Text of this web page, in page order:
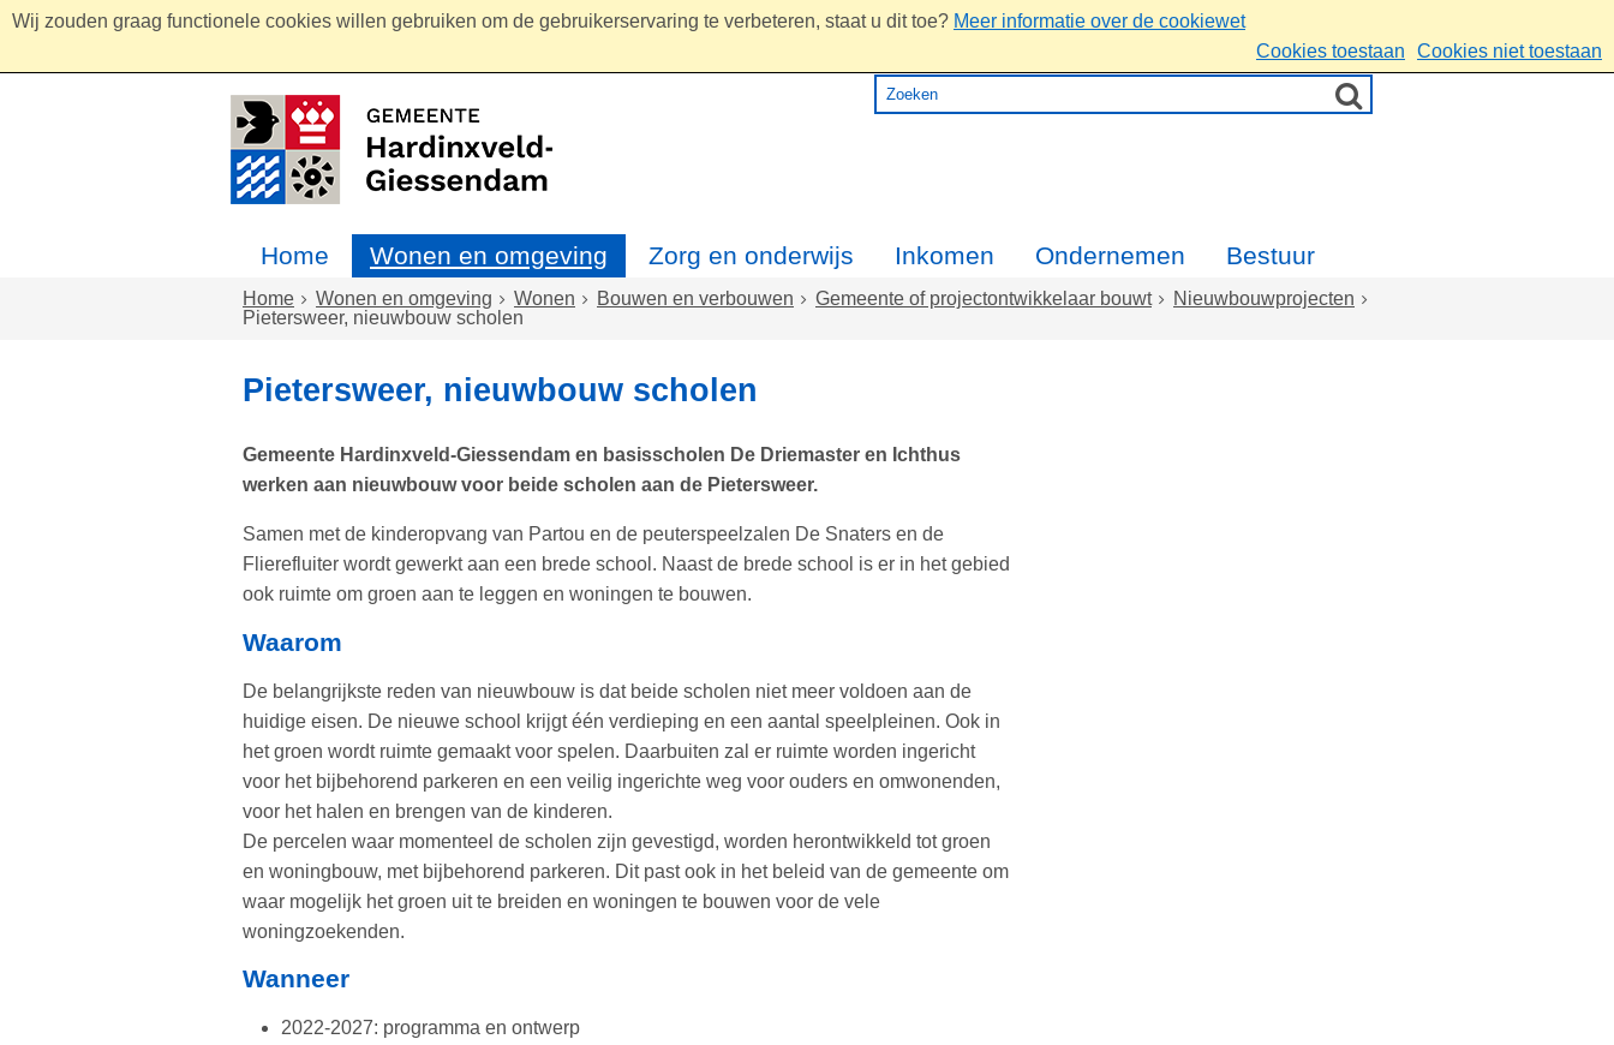
Wij zouden graag functionele cookies willen gebruiken om de gebruikerservaring te verbeteren, staat u dit toe? Meer informatie over de cookiewet
Cookies toestaan
Cookies niet toestaan
Home Wonen en omgeving Zorg en onderwijs Inkomen Ondernemen Bestuur
Home Wonen en omgeving Wonen Bouwen en verbouwen Gemeente of projectontwikkelaar bouwt
Nieuwbouwprojecten
Pietersweer, nieuwbouw scholen
Pietersweer, nieuwbouw scholen
Gemeente Hardinxveld-Giessendam en basisscholen De Driemaster en Ichthus
werken aan nieuwbouw voor beide scholen aan de Pietersweer.
Samen met de kinderopvang van Partou en de peuterspeelzalen De Snaters en de
Flierefluiter wordt gewerkt aan een brede school. Naast de brede school is er in het gebied
ook ruimte om groen aan te leggen en woningen te bouwen.
Waarom
De belangrijkste reden van nieuwbouw is dat beide scholen niet meer voldoen aan de
huidige eisen. De nieuwe school krijgt één verdieping en een aantal speelpleinen. Ook in
het groen wordt ruimte gemaakt voor spelen. Daarbuiten zal er ruimte worden ingericht
voor het bijbehorend parkeren en een veilig ingerichte weg voor ouders en omwonenden,
voor het halen en brengen van de kinderen.
De percelen waar momenteel de scholen zijn gevestigd, worden herontwikkeld tot groen
en woningbouw, met bijbehorend parkeren. Dit past ook in het beleid van de gemeente om
waar mogelijk het groen uit te breiden en woningen te bouwen voor de vele
woningzoekenden.
Wanneer
2022-2027: programma en ontwerp